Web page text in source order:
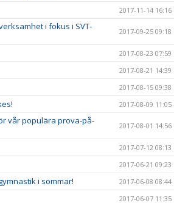
2017-11-14 16:16
i fokus i SVT-
2017-09-25 09:18
2017-08-23 07:59
2017-08-21 14:39
2017-08-15 09:38
2017-08-09 11:05
vår populära prova-på-
2017-08-01 14:56
2017-07-12 08:13
2017-06-21 09:23
i sommar! 2017-06-08 08:44
2017-06-07 11:35